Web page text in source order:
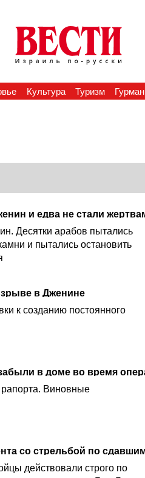
Культура Туризм Гурман
Десятки арабов пытались
и пытались остановить
в Дженине
к созданию постоянного
Виновные
действовали строго по